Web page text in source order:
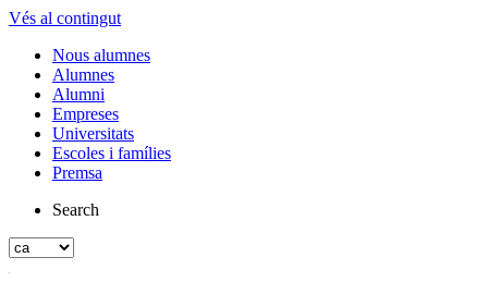
Vés al contingut
Nous alumnes
Alumnes
Alumni
Empreses
Universitats
Escoles i famílies
Premsa
Search